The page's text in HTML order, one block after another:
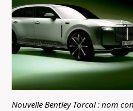
Nouvelle Bentley Torcal : nom